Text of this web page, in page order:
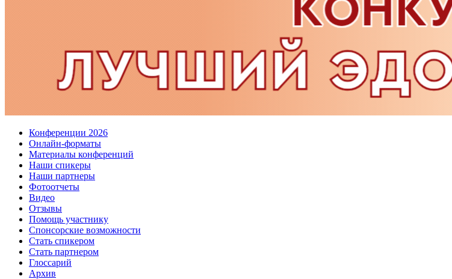
Конференции 2026
Онлайн-форматы
Материалы конференций
Наши спикеры
Наши партнеры
Фотоотчеты
Видео
Отзывы
Помощь участнику
Спонсорские возможности
Стать спикером
Стать партнером
Глоссарий
Архив